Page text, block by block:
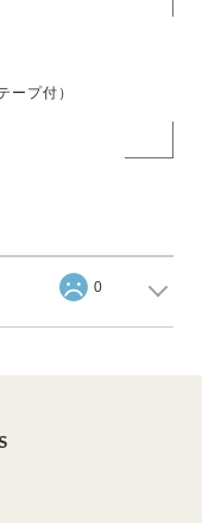
ープ付）
0